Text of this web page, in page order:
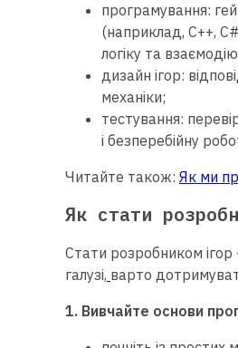
програмування:
(наприклад, C++,
логіку та
дизайн ігор:
механіки;
тестування:
і безперебійну
Читайте також: Як ми
Як стати
Стати розробником ігор
галузі, варто
1. Вивчайте основи